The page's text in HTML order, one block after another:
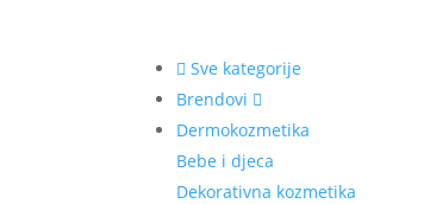
Sve kategorije
Brendovi
Dermokozmetika
Bebe i djeca
Dekorativna kozmetika